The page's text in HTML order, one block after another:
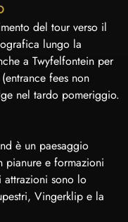
del tour verso il
lungo la
a Twyfelfontein per
fees non
nel tardo pomeriggio.
è un paesaggio
pianure e formazioni
attrazioni sono lo
Vingerklip e la